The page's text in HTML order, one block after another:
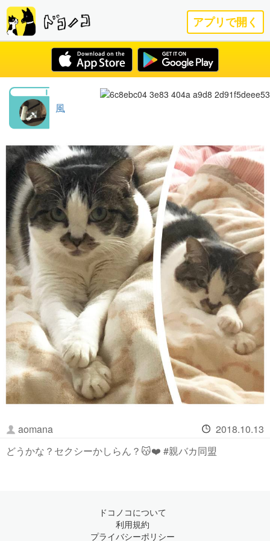
アプリで開く
風
aomana
2018.10.13
どうかな？セクシーかしらん？😽❤️ #親バカ同盟
ドコノコについて
利用規約
プライバシーポリシー